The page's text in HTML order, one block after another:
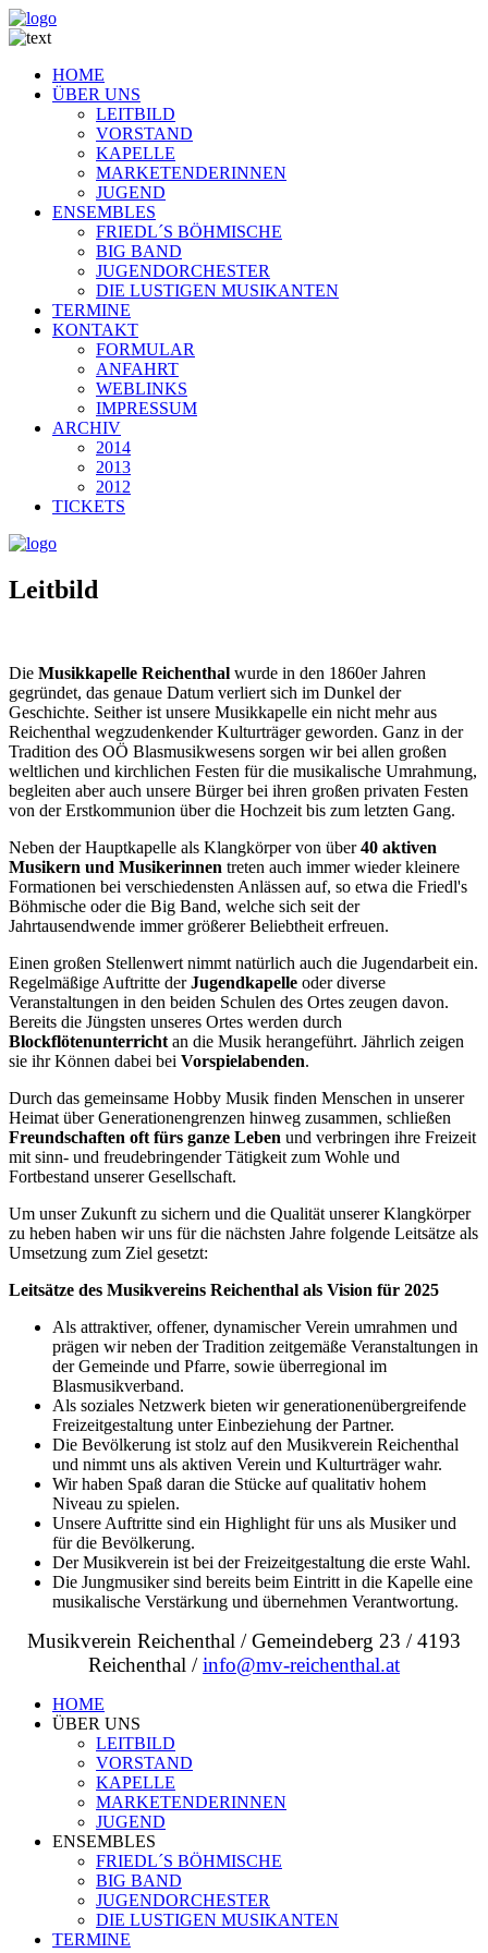
HOME
ÜBER UNS
LEITBILD
VORSTAND
KAPELLE
MARKETENDERINNEN
JUGEND
ENSEMBLES
FRIEDL´S BÖHMISCHE
BIG BAND
JUGENDORCHESTER
DIE LUSTIGEN MUSIKANTEN
TERMINE
KONTAKT
FORMULAR
ANFAHRT
WEBLINKS
IMPRESSUM
ARCHIV
2014
2013
2012
TICKETS
Leitbild
Die Musikkapelle Reichenthal wurde in den 1860er Jahren
gegründet, das genaue Datum verliert sich im Dunkel der
Geschichte. Seither ist unsere Musikkapelle ein nicht mehr aus
Reichenthal wegzudenkender Kulturträger geworden. Ganz in der
Tradition des OÖ Blasmusikwesens sorgen wir bei allen großen
weltlichen und kirchlichen Festen für die musikalische Umrahmung,
begleiten aber auch unsere Bürger bei ihren großen privaten Festen
von der Erstkommunion über die Hochzeit bis zum letzten Gang.
Neben der Hauptkapelle als Klangkörper von über40 aktiven
Musikern und Musikerinnen treten auch immer wieder kleinere
Formationen bei verschiedensten Anlässen auf, so etwa die Friedl's
Böhmische oder die Big Band, welche sich seit der
Jahrtausendwende immer größerer Beliebtheit erfreuen.
Einen großen Stellenwert nimmt natürlich auch die Jugendarbeit ein.
Regelmäßige Auftritte derJugendkapelle oder diverse
Veranstaltungen in den beiden Schulen des Ortes zeugen davon.
Bereits die Jüngsten unseres Ortes werden durch
Blockflötenunterricht an die Musik herangeführt. Jährlich zeigen
sie ihr Können dabei bei Vorspielabenden.
Durch das gemeinsame Hobby Musik finden Menschen in unserer
Heimat über Generationengrenzen hinweg zusammen, schließen
Freundschaften oft fürs ganze Leben und verbringen ihre Freizeit
mit sinn- und freudebringender Tätigkeit zum Wohle und
Fortbestand unserer Gesellschaft.
Um unser Zukunft zu sichern und die Qualität unserer Klangkörper
zu heben haben wir uns für die nächsten Jahre folgende Leitsätze als
Umsetzung zum Ziel gesetzt:
Leitsätze des Musikvereins Reichenthal als Vision für 2025
Als attraktiver, offener, dynamischer Verein umrahmen und
prägen wir neben der Tradition zeitgemäße Veranstaltungen in
der Gemeinde und Pfarre, sowie überregional im
Blasmusikverband.
Als soziales Netzwerk bieten wir generationenübergreifende
Freizeitgestaltung unter Einbeziehung der Partner.
Die Bevölkerung ist stolz auf den Musikverein Reichenthal
und nimmt uns als aktiven Verein und Kulturträger wahr.
Wir haben Spaß daran die Stücke auf qualitativ hohem
Niveau zu spielen.
Unsere Auftritte sind ein Highlight für uns als Musiker und
für die Bevölkerung.
Der Musikverein ist bei der Freizeitgestaltung die erste Wahl.
Die Jungmusiker sind bereits beim Eintritt in die Kapelle eine
musikalische Verstärkung und übernehmen Verantwortung.
Musikverein Reichenthal / Gemeindeberg 23 / 4193
Reichenthal /info@mv-reichenthal.at
HOME
ÜBER UNS
LEITBILD
VORSTAND
KAPELLE
MARKETENDERINNEN
JUGEND
ENSEMBLES
FRIEDL´S BÖHMISCHE
BIG BAND
JUGENDORCHESTER
DIE LUSTIGEN MUSIKANTEN
TERMINE